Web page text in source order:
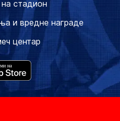
стадион
и вредне награде
центар